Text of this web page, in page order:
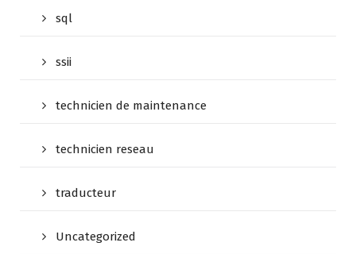
sql
ssii
technicien de maintenance
technicien reseau
traducteur
Uncategorized